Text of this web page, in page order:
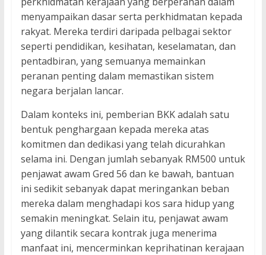
menyampaikan dasar serta perkhidmatan kepada
rakyat. Mereka terdiri daripada pelbagai sektor
seperti pendidikan, kesihatan, keselamatan, dan
pentadbiran, yang semuanya memainkan
peranan penting dalam memastikan sistem
negara berjalan lancar.
Dalam konteks ini, pemberian BKK adalah satu
bentuk penghargaan kepada mereka atas
komitmen dan dedikasi yang telah dicurahkan
selama ini. Dengan jumlah sebanyak RM500 untuk
penjawat awam Gred 56 dan ke bawah, bantuan
ini sedikit sebanyak dapat meringankan beban
mereka dalam menghadapi kos sara hidup yang
semakin meningkat. Selain itu, penjawat awam
yang dilantik secara kontrak juga menerima
manfaat ini, mencerminkan keprihatinan kerajaan